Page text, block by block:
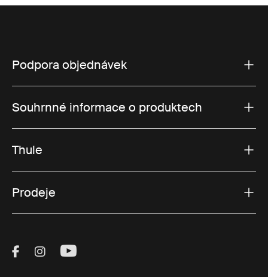
Podpora objednávek
Souhrnné informace o produktech
Thule
Prodeje
Visit Thule on Facebook (external link)
Visit Thule on Instagram (external link)
Visit Thule on Youtube (external